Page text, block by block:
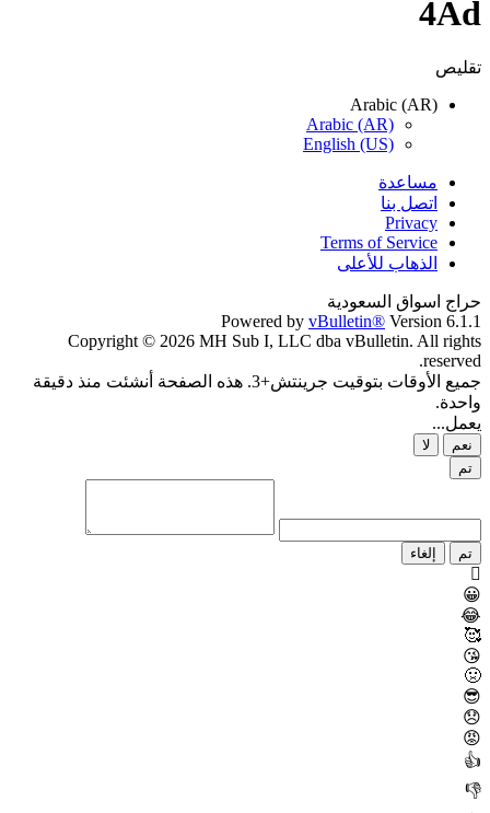
4Ad
تقليص
Arabic (AR)
Arabic (AR)
English (US)
مساعدة
اتصل بنا
Privacy
Terms of Service
الذهاب للأعلى
حراج اسواق السعودية
Powered by vBulletin® Version 6.1.1
Copyright © 2026 MH Sub I, LLC dba vBulletin. All rights
reserved.
جميع الأوقات بتوقيت جرينتش+3. هذه الصفحة أنشئت منذ دقيقة
واحدة.
يعمل...
نعم
لا
تم
تم إلغاء
😀
😂
🥰
😘
🤢
😎
😞
😡
👍
👎